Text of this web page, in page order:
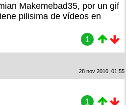
Makemebad35, por un gif
pilisima de vídeos en
1
28 nov 2010, 01:55
1